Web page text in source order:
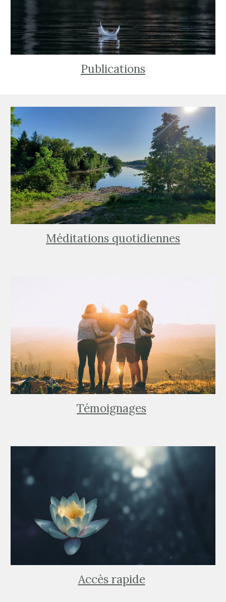
Publications
Méditations quotidiennes
Témoignages
Accès rapide